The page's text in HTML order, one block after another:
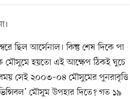
ছিল আর্সেনাল। কিন্তু শেষ দিকে পা
মৌসুমে হয়তো এই আক্ষেপ ঠিকই ঘুচে
সেই ২০০৩–০৪ মৌসুমের পুনরাবৃত্তি
মৌসুম উপহার দিতে? গত ১৯